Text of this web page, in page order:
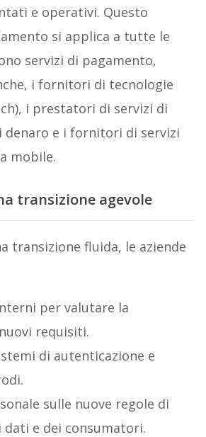
e operativi. Questo
si applica a tutte le
servizi di pagamento,
i fornitori di tecnologie
i prestatori di servizi di
e i fornitori di servizi
mobile.
transizione agevole
transizione fluida, le aziende
per valutare la
requisiti.
di autenticazione e
sulle nuove regole di
dati e dei consumatori.